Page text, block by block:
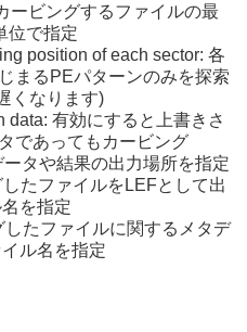
ービングするファイルの最
位で指定
position of each sector: 各
まるPEパターンのみを探索
くなります)
data: 有効にすると上書きさ
であってもカービング
タや結果の出力場所を指定
たファイルをLEFとして出
を指定
たファイルに関するメタデ
ル名を指定